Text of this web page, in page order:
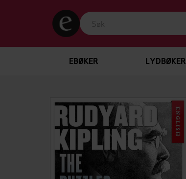
EBØKER LYDBØKER